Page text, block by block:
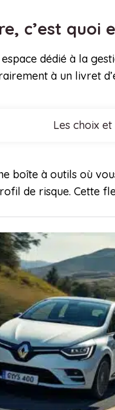
c’est quoi
dédié à la
à un livret
Les choix
boîte à outils où
de risque. Cette